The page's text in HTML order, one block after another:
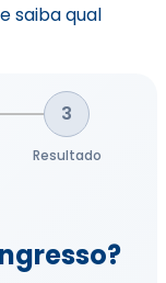
saiba qual
3
Resultado